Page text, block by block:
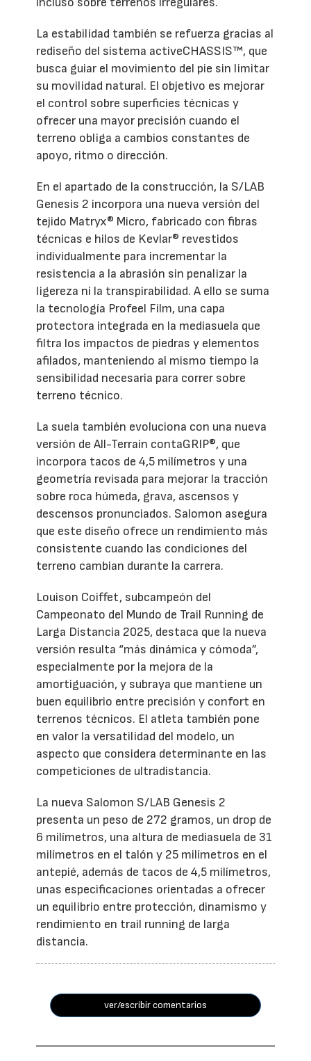
La estabilidad también se refuerza gracias al
rediseño del sistema activeCHASSIS™, que
busca guiar el movimiento del pie sin limitar
su movilidad natural. El objetivo es mejorar
el control sobre superficies técnicas y
ofrecer una mayor precisión cuando el
terreno obliga a cambios constantes de
apoyo, ritmo o dirección.
En el apartado de la construcción, la S/LAB
Genesis 2 incorpora una nueva versión del
tejido Matryx® Micro, fabricado con fibras
técnicas e hilos de Kevlar® revestidos
individualmente para incrementar la
resistencia a la abrasión sin penalizar la
ligereza ni la transpirabilidad. A ello se suma
la tecnología Profeel Film, una capa
protectora integrada en la mediasuela que
filtra los impactos de piedras y elementos
afilados, manteniendo al mismo tiempo la
sensibilidad necesaria para correr sobre
terreno técnico.
La suela también evoluciona con una nueva
versión de All-Terrain contaGRIP®, que
incorpora tacos de 4,5 milímetros y una
geometría revisada para mejorar la tracción
sobre roca húmeda, grava, ascensos y
descensos pronunciados. Salomon asegura
que este diseño ofrece un rendimiento más
consistente cuando las condiciones del
terreno cambian durante la carrera.
Louison Coiffet, subcampeón del
Campeonato del Mundo de Trail Running de
Larga Distancia 2025, destaca que la nueva
versión resulta “más dinámica y cómoda”,
especialmente por la mejora de la
amortiguación, y subraya que mantiene un
buen equilibrio entre precisión y confort en
terrenos técnicos. El atleta también pone
en valor la versatilidad del modelo, un
aspecto que considera determinante en las
competiciones de ultradistancia.
La nueva Salomon S/LAB Genesis 2
presenta un peso de 272 gramos, un drop de
6 milímetros, una altura de mediasuela de 31
milímetros en el talón y 25 milímetros en el
antepié, además de tacos de 4,5 milímetros,
unas especificaciones orientadas a ofrecer
un equilibrio entre protección, dinamismo y
rendimiento en trail running de larga
distancia.
ver/escribir comentarios